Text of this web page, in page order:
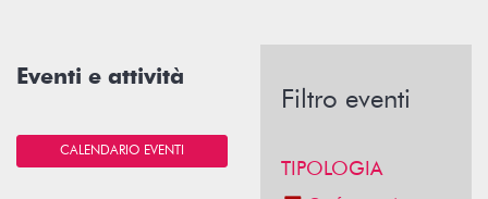
Eventi e attività
CALENDARIO EVENTI
Filtro eventi
TIPOLOGIA